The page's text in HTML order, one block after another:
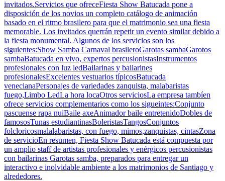
invitados.Servicios que ofreceFiesta Show Batucada pone a
disposición de los novios un completo catálogo de animación
basado en el ritmo brasilero para que el matrimonio sea una fiesta
memorable. Los invitados querrán repetir un evento similar debido a
la fiesta monumental. Algunos de los servicios son los
siguientes:Show Samba Carnaval brasileroGarotas sambaGarotos
sambaBatucada en vivo, expertos percusionistasInstrumentos
profesionales con luz ledBailarinas y bailarines
profesionalesExcelentes vestuarios típicosBatucada
venecianaPersonajes de variedades zanquista, malabaristas
fuego,Limbo LedLa hora locaOtros serviciosLa empresa tambíen
ofrece servicios complementarios como los sigueintes:Conjunto
pascuense rapa nuiBaile axeAnimador baile entretenidoDobles de
famososTunas estudiantinasBoleristasTangosConjuntos
folcloricosmalalabaristas, con fuego, mimos,zanquistas, cintasZona
de servicioEn resumen, Fiesta Show Batucada está compuesta por
un amplio staff de artistas profesionales y enérgicos percusionistas
con bailarinas Garotas samba, preparados para entregar un
interactivo e inolvidable ambiente a los matrimonios de Santiago y
alrededores.